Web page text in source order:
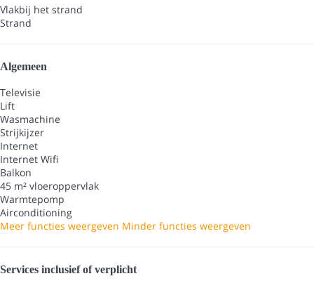
Vlakbij het strand
Strand
Algemeen
Televisie
Lift
Wasmachine
Strijkijzer
Internet
Internet Wifi
Balkon
45 m² vloeroppervlak
Warmtepomp
Airconditioning
Meer functies weergeven Minder functies weergeven
Services inclusief of verplicht